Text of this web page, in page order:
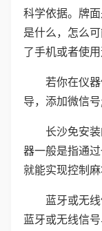
科学依据。牌
是什么，怎么
了手机或者使用
若你在仪
导，添加微信
长沙免安
器一般是指通
就能实现控制麻
蓝牙或无
蓝牙或无线信